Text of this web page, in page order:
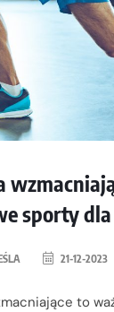
sporty
21-12-2023
to